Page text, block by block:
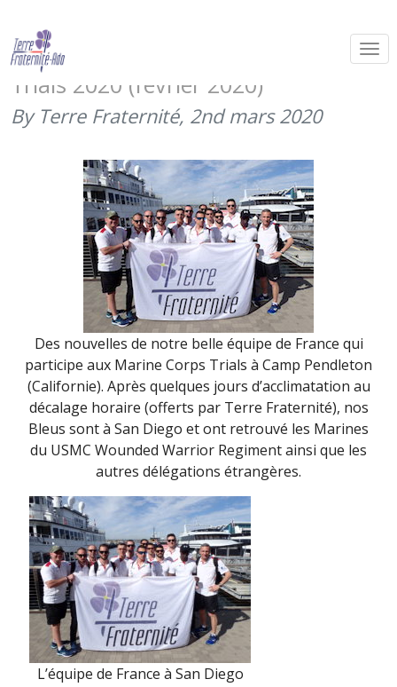
Des nouvelles de l’équipe de France
qui participe aux Marine Corps
Trials 2020 (février 2020)
By Terre Fraternité, 2nd mars 2020
Des nouvelles de notre belle équipe de France qui
participe aux Marine Corps Trials à Camp Pendleton
(Californie). Après quelques jours d’acclimatation au
décalage horaire (offerts par Terre Fraternité), nos
Bleus sont à San Diego et ont retrouvé les Marines
du USMC Wounded Warrior Regiment ainsi que les
autres délégations étrangères.
L’équipe de France à San Diego